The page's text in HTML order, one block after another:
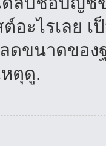
อะไรเลย
ลดขนาดขอ
ตุดู.